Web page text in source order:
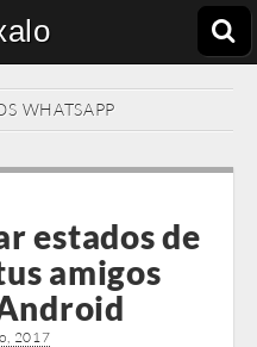
WHATSAPP
estados de
amigos
2017